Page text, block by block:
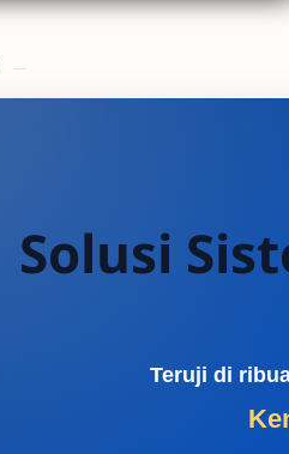
Solusi
Teruji di